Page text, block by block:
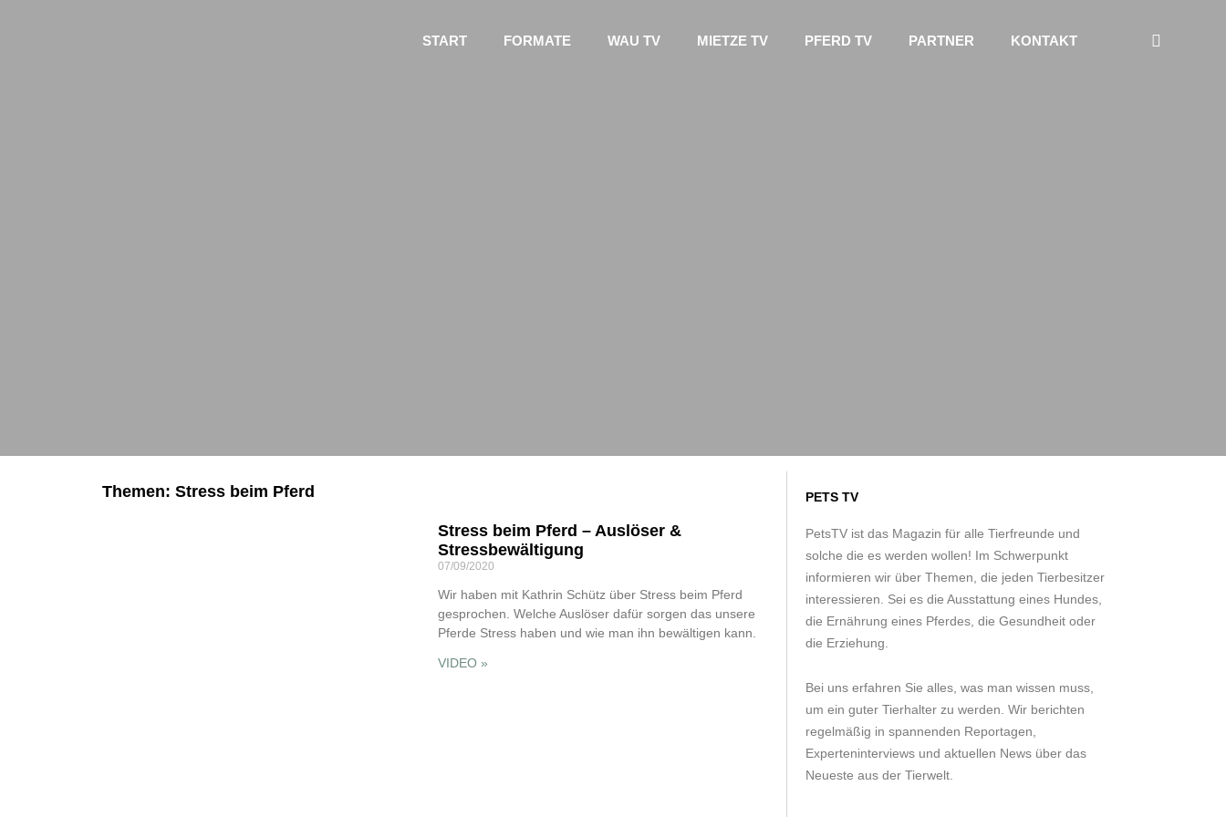
START FORMATE WAU TV MIETZE TV PFERD TV PARTNER KONTAKT
Themen: Stress beim Pferd
Stress beim Pferd – Auslöser &
Stressbewältigung
07/09/2020
Wir haben mit Kathrin Schütz über Stress beim Pferd
gesprochen. Welche Auslöser dafür sorgen das unsere
Pferde Stress haben und wie man ihn bewältigen kann.
VIDEO »
PETS TV
PetsTV ist das Magazin für alle Tierfreunde und
solche die es werden wollen! Im Schwerpunkt
informieren wir über Themen, die jeden Tierbesitzer
interessieren. Sei es die Ausstattung eines Hundes,
die Ernährung eines Pferdes, die Gesundheit oder
die Erziehung.
Bei uns erfahren Sie alles, was man wissen muss,
um ein guter Tierhalter zu werden. Wir berichten
regelmäßig in spannenden Reportagen,
Experteninterviews und aktuellen News über das
Neueste aus der Tierwelt.